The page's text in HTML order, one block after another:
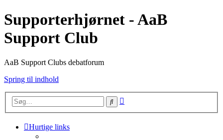
Supporterhjørnet - AaB
Support Club
AaB Support Clubs debatforum
Spring til indhold
Søg
Hurtige links